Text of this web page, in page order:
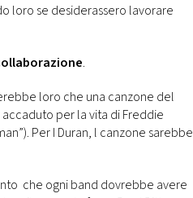
loro se desiderassero lavorare
.
loro che una canzone del
per la vita di Freddie
Per I Duran, l canzone sarebbe
che ogni band dovrebbe avere